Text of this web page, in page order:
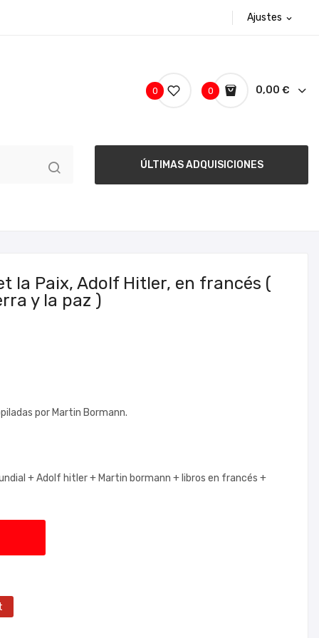
Ajustes expand_more
0 0,00 €
0
ÚLTIMAS ADQUISICIONES
la Paix, Adolf Hitler, en francés (
y la paz )
por Martin Bormann.
+Adolf hitler + Martin bormann + libros en francés +